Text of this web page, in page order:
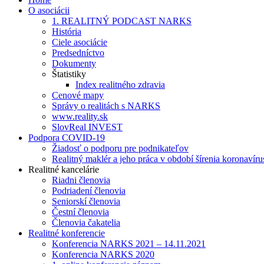
O asociácii
1. REALITNÝ PODCAST NARKS
História
Ciele asociácie
Predsedníctvo
Dokumenty
Štatistiky
Index realitného zdravia
Cenové mapy
Správy o realitách s NARKS
www.reality.sk
SlovReal INVEST
Podpora COVID-19
Žiadosť o podporu pre podnikateľov
Realitný maklér a jeho práca v období šírenia
Realitné kancelárie
Riadni členovia
Podriadení členovia
Seniorskí členovia
Čestní členovia
Členovia čakatelia
Realitné konferencie
Konferencia NARKS 2021 – 14.11.2021
Konferencia NARKS 2020